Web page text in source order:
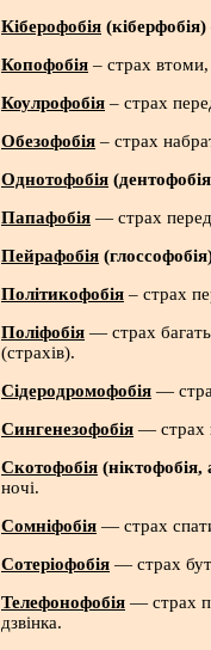
Кіберофобія (кіберфобія)
Копофобія – страх
Коулрофобія – страх
Обезофобія – страх
Однотофобія
Папафобія — страх
Пейрафобія
Політикофобія – страх
Поліфобія — страх
(страхів).
Сідеродромофобія —
Сингенезофобія — страх
Скотофобія (ніктофобія,
ночі.
Сомніфобія — страх
Сотеріофобія — страх
Телефонофобія — страх
дзвінка.